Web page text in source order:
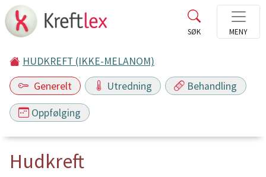
HUDKREFT (IKKE-MELANOM)
Generelt
Utredning Behandling
Oppfølging
Hudkreft